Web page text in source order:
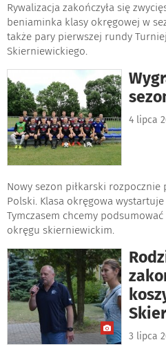
Rywalizacja zakończyła się
beniaminka klasy okręgowej w
także pary pierwszej rundy
Skierniewickiego.
4 lipca
Nowy sezon piłkarski
Polski. Klasa okręgowa
Tymczasem chcemy
okręgu skierniewickim.
3 lipca